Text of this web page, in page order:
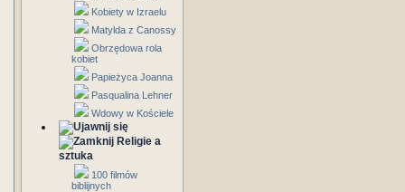
Kobiety w Izraelu
Matylda z Canossy
Obrzędowa rola
kobiet
Papieżyca Joanna
Pasqualina Lehner
Wdowy w Kościele
Religie a
sztuka
100 filmów
biblijnych